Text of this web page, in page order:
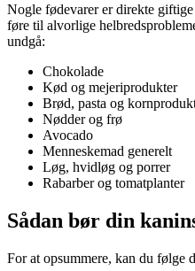
Nogle fødevarer er direkte
føre til alvorlige
undgå:
Chokolade
Kød og mejeriprodukter
Brød, pasta og
Nødder og frø
Avocado
Menneskemad generelt
Løg, hvidløg og porrer
Rabarber og tomatplanter
Sådan bør din
For at opsummere, kan du følge